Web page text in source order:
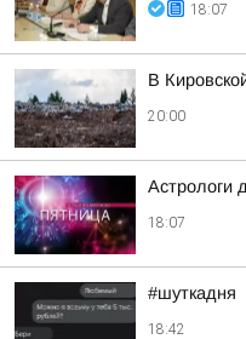
18:07
В
20:00
Астрологи
18:07
#шуткадня
18:42